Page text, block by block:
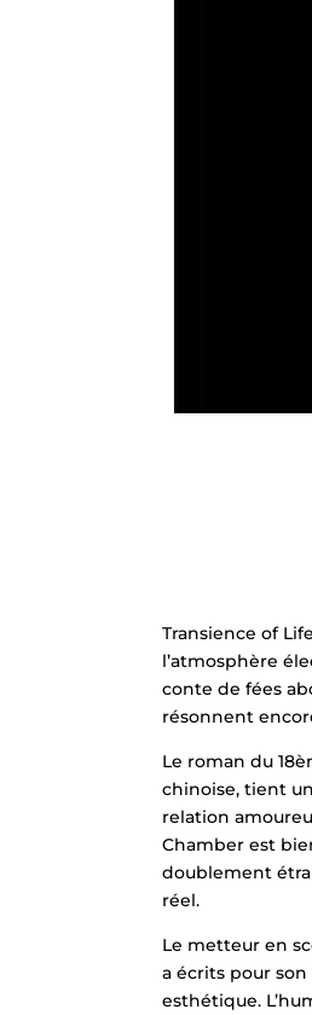
Transience of
l’atmosphère
conte de fées
résonnent
Le roman du
chinoise, tient
relation
Chamber est
doublement
réel.
Le metteur en
a écrits pour
esthétique.